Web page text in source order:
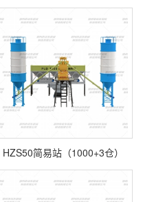
HZS50简易站（1000+3仓）